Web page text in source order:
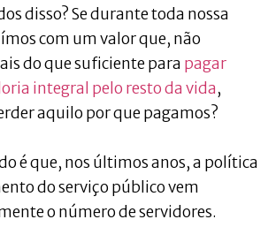
disso? Se durante toda nossa
com um valor que, não
do que suficiente para pagar
integral pelo resto da vida,
aquilo por que pagamos?
é que, nos últimos anos, a política
do serviço público vem
o número de servidores.